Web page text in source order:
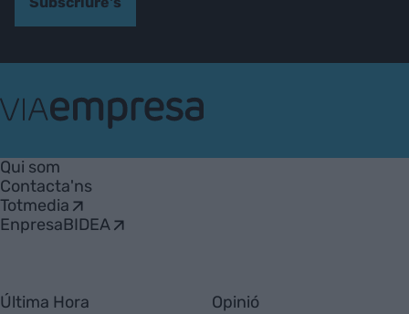
Empresa
Qui som
Contacta'ns
Totmedia
EnpresaBIDEA
Última Hora Opinió